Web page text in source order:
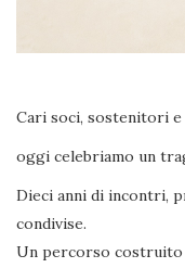
Cari soci, sostenitori e
oggi celebriamo un
Dieci anni di incontri,
condivise.
Un percorso